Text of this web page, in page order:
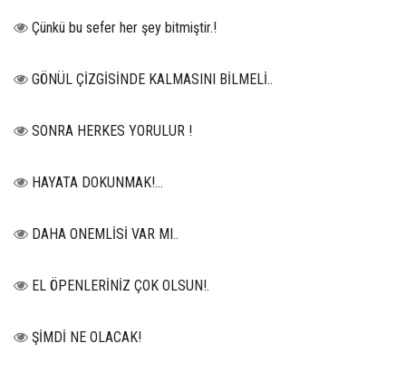
Çünkü bu sefer her şey bitmiştir.!
GÖNÜL ÇİZGİSİNDE KALMASINI BİLMELİ..
SONRA HERKES YORULUR !
HAYATA DOKUNMAK!...
DAHA ONEMLİSİ VAR MI..
EL ÖPENLERİNİZ ÇOK OLSUN!.
ŞİMDİ NE OLACAK!